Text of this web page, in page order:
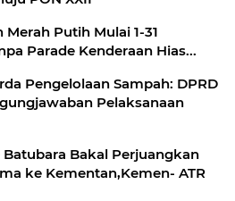
Merah Putih Mulai 1-31
Parade Kenderaan Hias...
Pelaksanaan
Bakal Perjuangkan
ke Kementan,Kemen- ATR